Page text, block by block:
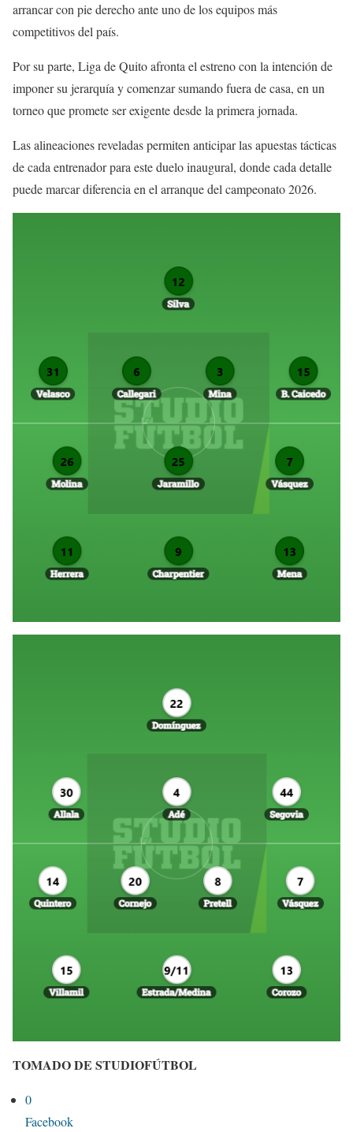
arrancar con pie derecho ante uno de los equipos más
competitivos del país.
Por su parte, Liga de Quito afronta el estreno con la intención de
imponer su jerarquía y comenzar sumando fuera de casa, en un
torneo que promete ser exigente desde la primera jornada.
Las alineaciones reveladas permiten anticipar las apuestas tácticas
de cada entrenador para este duelo inaugural, donde cada detalle
puede marcar diferencia en el arranque del campeonato 2026.
TOMADO DE STUDIOFÚTBOL
0
Facebook